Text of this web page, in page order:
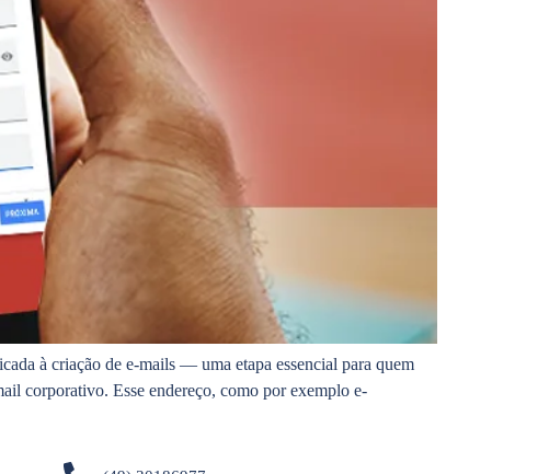
à criação de e-mails — uma etapa essencial para quem
corporativo. Esse endereço, como por exemplo e-